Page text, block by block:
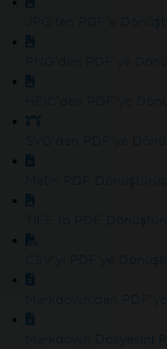
JPG'ten PDF'e
PNG'den PDF'ye
HEIC'den PDF'ye
SVG'den PDF'ye
Metin PDF
TIFF to PDF
CSV'yi PDF'ye
Markdown'dan PDF'ye
Markdown Dosyasını
IronPDF'yi